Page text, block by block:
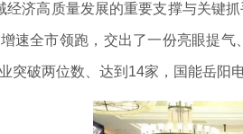
高质量发展的重要支撑与关键抓
速全市领跑，交出了一份亮眼提
突破两位数、达到14家，国能岳阳